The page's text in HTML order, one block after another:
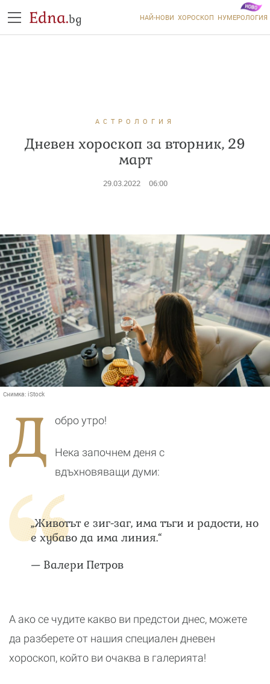
Edna.bg НАЙ-НОВИ ХОРОСКОП НУМЕРОЛОГИЯ
АСТРОЛОГИЯ
Дневен хороскоп за вторник, 29
март
29.03.2022 06:00
Снимка: iStock
Д обро утро!
Нека започнем деня с
вдъхновяващи думи:
„Животът е зиг-заг, има тъги и радости, но
е хубаво да има линия.“
— Валери Петров
А ако се чудите какво ви предстои днес, можете
да разберете от нашия специален дневен
хороскоп, който ви очаква в галерията!